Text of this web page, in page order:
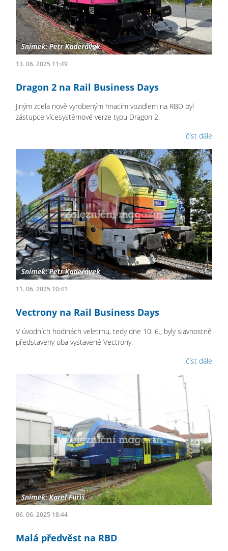
13. 06. 2025 11:49
Dragon 2 na Rail Business Days
Jiným zcela nově vyrobeným hnacím vozidlem na RBD byl
zástupce vícesystémové verze typu Dragon 2.
číst dále
11. 06. 2025 10:41
Vectrony na Rail Business Days
V úvodních hodinách veletrhu, tedy dne 10. 6., byly slavnostně
představeny oba vystavené Vectrony.
číst dále
06. 06. 2025 18:44
Malá předvěst na RBD